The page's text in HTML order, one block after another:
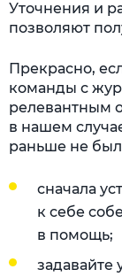
Уточнения и
позволяют
Прекрасно,
команды с
релевантным
в нашем
раньше не
сначала
к себе
в помощь;
задавайте